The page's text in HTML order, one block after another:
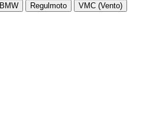
BMW Regulmoto VMC (Vento)